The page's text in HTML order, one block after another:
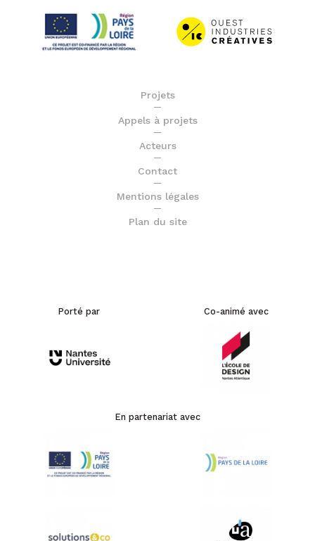
Projets
Appels à projets
Acteurs
Contact
Mentions légales
Plan du site
Porté par Co-animé avec
En partenariat avec